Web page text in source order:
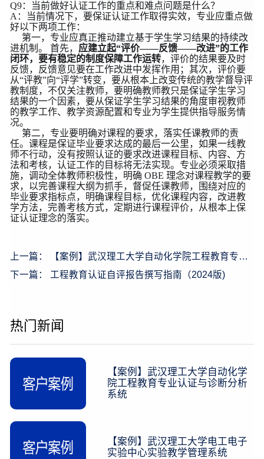
Q9：当前做好认证工作的重点和难点问题是什么？
A：当前情况下，要保证认证工作取得实效，专业应重点做
好以下两项工作：
第一，专业应真正推动建立基于学生学习结果的持续改
进机制。 首先， 应建立起“评价——反馈——改进”的工作
闭环，要有稳定的制度保障工作运转，评价的结果要及时
反馈，反馈意见要在工作改进中发挥作用；其次，评价要
从“评教”向“评学”转变，要从根本上改变传统的教学督导评
教制度，不仅关注教师，要明确教师教只是保证学生学习
结果的一个因素，要从保证学生学习结果的角度审视教师
的教学工作、教学资源配置和专业为学生提供指导服务情
况。
第二，专业要明确对课程的要求，落实任课教师的责
任。课程是保证毕业要求达成的最后一公里，如果一线教
师不行动，没有按照认证的要求改进课程目标、内容、方
法和考核，认证工作的目标将无法实现。专业必须采取措
施，调动全体教师积极性，明确 OBE 理念对课程教学的要
求，以完善课程大纲为抓手，督促任课教师，围绕对应的
毕业要求指标点，明确课程目标，优化课程内容，改进教
学方法，完善考核方式，定期进行课程评价，从根本上保
证认证理念的落实。
上一篇： 【案例】武汉理工大学自动化学院工程教育专业
认证与诊断分析系统
下一篇： 工程教育认证自评报告撰写指南（2024版)
热门新闻
【案例】武汉理工大学自动化学
院工程教育专业认证与诊断分析
系统
【案例】武汉理工大学电工电子
实验中心实验教学管理系统